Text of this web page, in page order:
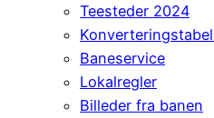
Teesteder 2024
Baneservice
Lokalregler
Billeder fra banen